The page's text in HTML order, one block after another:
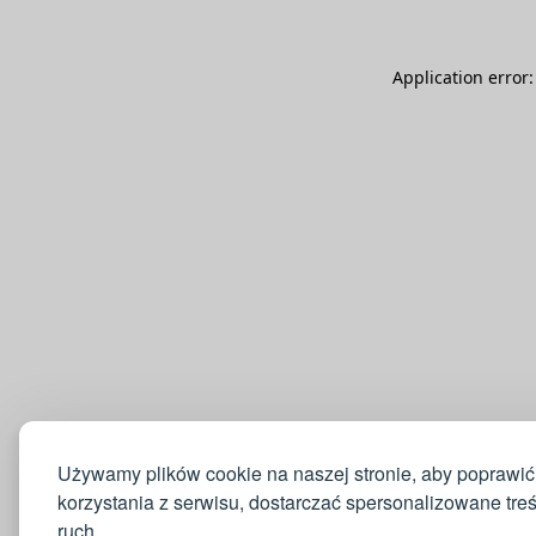
Używamy plików cookie na naszej stronie, aby
korzystania z serwisu, dostarczać spersonalizowane
Application